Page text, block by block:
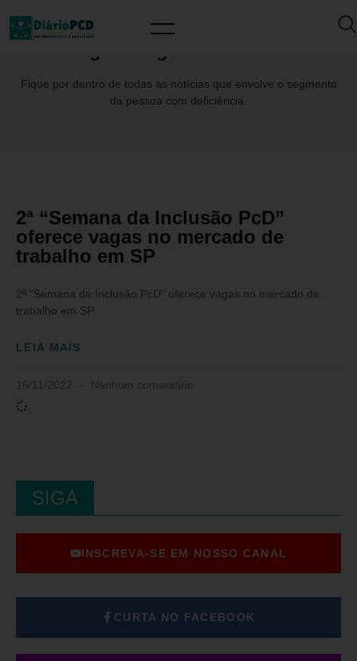
Fique por dentro de todas as notícias que envolve o segmento
da pessoa com deficiência.
2ª “Semana da Inclusão PcD”
oferece vagas no mercado de
trabalho em SP
2ª “Semana da Inclusão PcD” oferece vagas no mercado de
trabalho em SP
LEIA MAIS
SIGA
INSCREVA-SE EM NOSSO CANAL
CURTA NO FACEBOOK